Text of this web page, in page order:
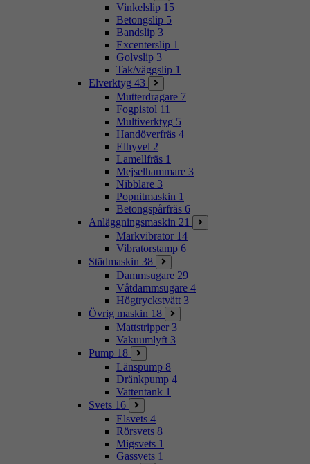
Vinkelslip 15
Betongslip 5
Bandslip 3
Excenterslip 1
Golvslip 3
Tak/väggslip 1
Elverktyg 43
Mutterdragare 7
Fogpistol 11
Multiverktyg 5
Handöverfräs 4
Elhyvel 2
Lamellfräs 1
Mejselhammare 3
Nibblare 3
Popnitmaskin 1
Betongspårfräs 6
Anläggningsmaskin 21
Markvibrator 14
Vibratorstamp 6
Städmaskin 38
Dammsugare 29
Våtdammsugare 4
Högtryckstvätt 3
Övrig maskin 18
Mattstripper 3
Vakuumlyft 3
Pump 18
Länspump 8
Dränkpump 4
Vattentank 1
Svets 16
Elsvets 4
Rörsvets 8
Migsvets 1
Gassvets 1